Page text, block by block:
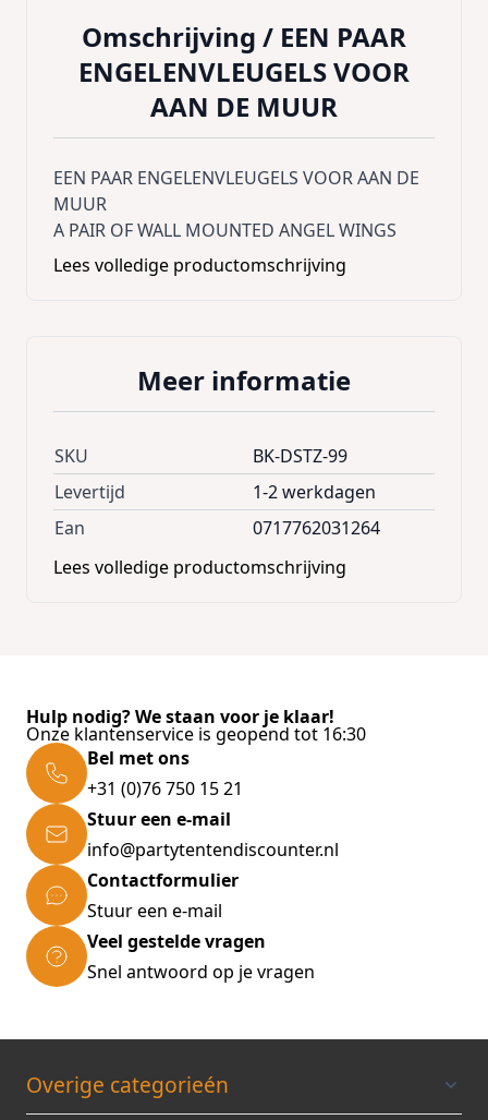
Omschrijving / EEN PAAR
ENGELENVLEUGELS VOOR
AAN DE MUUR
EEN PAAR ENGELENVLEUGELS VOOR AAN DE
MUUR
A PAIR OF WALL MOUNTED ANGEL WINGS
Lees volledige productomschrijving
Meer informatie
SKU
BK-DSTZ-99
Levertijd
1-2 werkdagen
Ean
0717762031264
Lees volledige productomschrijving
Hulp nodig? We staan voor je klaar!
Onze klantenservice is geopend tot 16:30
Bel met ons
+31 (0)76 750 15 21
Stuur een e-mail
info@partytentendiscounter.nl
Contactformulier
Stuur een e-mail
Veel gestelde vragen
Snel antwoord op je vragen
Overige categorieén